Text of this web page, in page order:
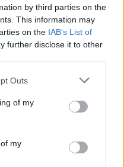
by third parties on the
This information may
on the IAB’s List of
further disclose it to other
one or more Google
You may click to
its third-party tags to
in below Google
Outs
of my
my